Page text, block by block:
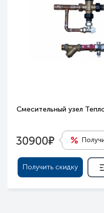
Смесительный узел
30900е
Получить скидку